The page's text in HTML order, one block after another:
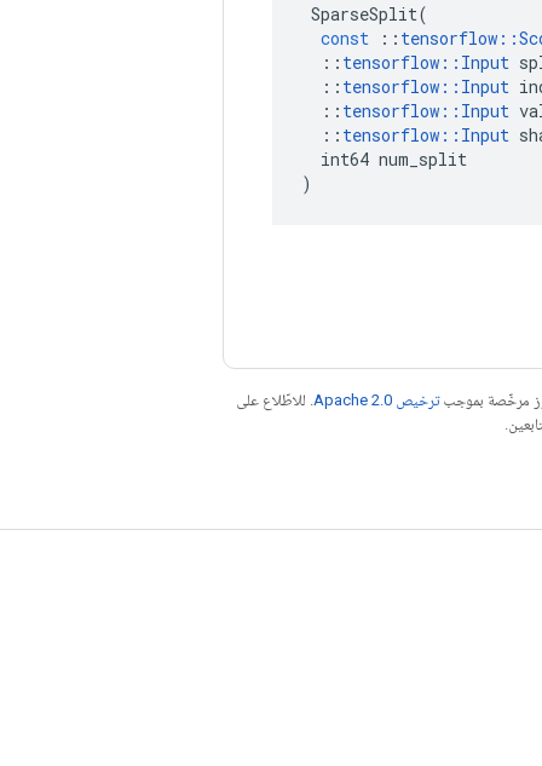
SparseSplit(
const
:: tensorflow ::
:: tensorflow :: Input
:: tensorflow :: Input
:: tensorflow :: Input
:: tensorflow :: Input
int64 num_split
)
مرخّصة بموجبترخيص Apache 2.0‏ . للاطّلاع على